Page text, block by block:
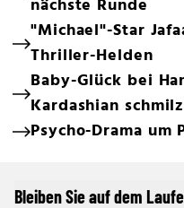
nächste Runde
"Michael"-Star
Thriller-Helden
Baby-Glück bei
Kardashian
Psycho-Drama um
Bleiben Sie auf dem